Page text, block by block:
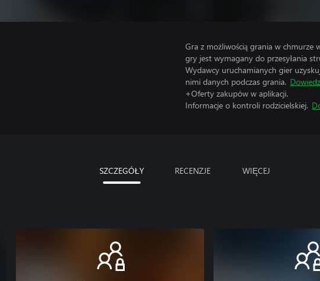
Gra z możliwością grania w chmurze
gry jest wymagany do przesyłania
Wydawcy uruchamianych gier
nimi danych podczas grania.
+Oferty zakupów w aplikacji.
Informacje o kontroli rodzicielskiej.
SZCZEGÓŁY RECENZJE WIĘCEJ